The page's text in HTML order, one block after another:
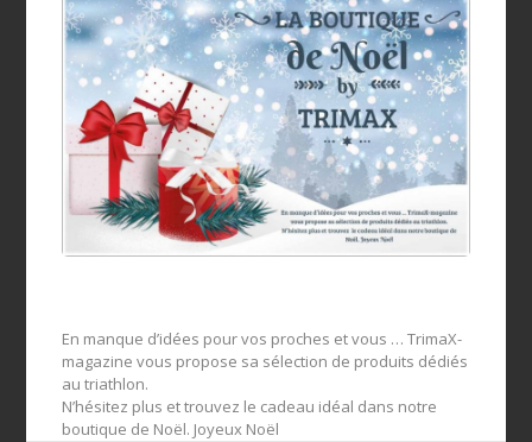
En manque d’idées pour vos proches et vous … TrimaX-
magazine vous propose sa sélection de produits dédiés
au triathlon.
N’hésitez plus et trouvez le cadeau idéal dans notre
boutique de Noël. Joyeux Noël